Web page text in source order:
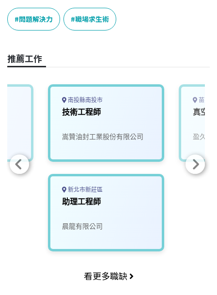
c
e
b
o
k
n
e
r
e
a
n
k
e
n
p
y
L
k
問題解決力 職場求生術
推薦工作
南投縣南投市
技術工程師
嵩贊油封工業股份有限公司
新北市新莊區
助理工程師
晨龍有限公司
苗栗
真空
盈久科
看更多職缺